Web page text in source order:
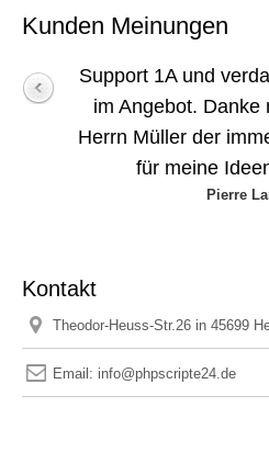
Kunden Meinungen
Support 1A und
im Angebot. Danke
Herrn Müller der
für meine
Pierre
Kontakt
Theodor-Heuss-Str.26 in 45699
Email: info@phpscripte24.de